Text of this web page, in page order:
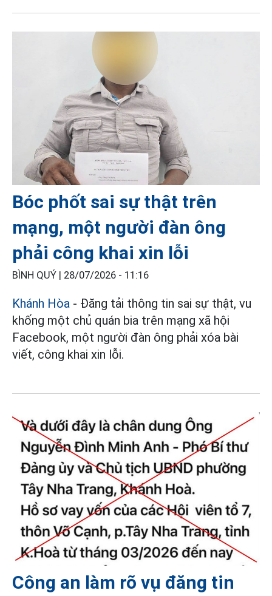
Bóc phốt sai sự thật trên
mạng, một người đàn ông
phải công khai xin lỗi
BÌNH QUÝ | 28/07/2026 - 11:16
Khánh Hòa - Đăng tải thông tin sai sự thật, vu
khống một chủ quán bia trên mạng xã hội
Facebook, một người đàn ông phải xóa bài
viết, công khai xin lỗi.
Công an làm rõ vụ đăng tin